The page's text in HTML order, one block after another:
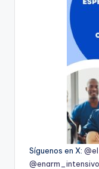
Síguenos en X:
@enarm_intensivo